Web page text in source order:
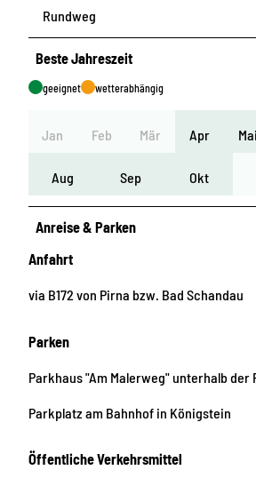
Rundweg
Beste Jahreszeit
geeignet wetterabhängig
Jan Feb Mär Apr Mai
Aug Sep Okt
Anreise & Parken
Anfahrt
via B172 von Pirna bzw. Bad Schandau
Parken
Parkhaus "Am Malerweg" unterhalb der
Parkplatz am Bahnhof in Königstein
Öffentliche Verkehrsmittel